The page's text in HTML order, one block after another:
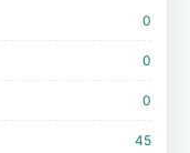
0
0
0
45